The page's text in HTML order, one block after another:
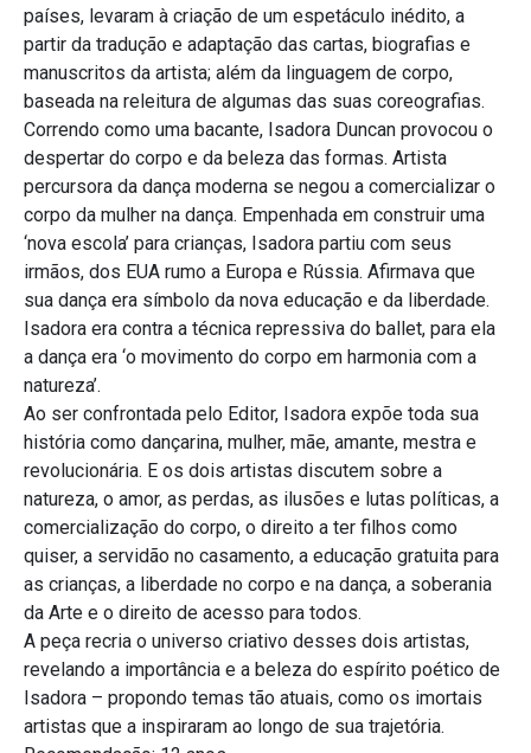
países, levaram à criação de um espetáculo inédito, a
partir da tradução e adaptação das cartas, biografias e
manuscritos da artista; além da linguagem de corpo,
baseada na releitura de algumas das suas coreografias.
Correndo como uma bacante, Isadora Duncan provocou o
despertar do corpo e da beleza das formas. Artista
percursora da dança moderna se negou a comercializar o
corpo da mulher na dança. Empenhada em construir uma
‘nova escola’ para crianças, Isadora partiu com seus
irmãos, dos EUA rumo a Europa e Rússia. Afirmava que
sua dança era símbolo da nova educação e da liberdade.
Isadora era contra a técnica repressiva do ballet, para ela
a dança era ‘o movimento do corpo em harmonia com a
natureza’.
Ao ser confrontada pelo Editor, Isadora expõe toda sua
história como dançarina, mulher, mãe, amante, mestra e
revolucionária. E os dois artistas discutem sobre a
natureza, o amor, as perdas, as ilusões e lutas políticas, a
comercialização do corpo, o direito a ter filhos como
quiser, a servidão no casamento, a educação gratuita para
as crianças, a liberdade no corpo e na dança, a soberania
da Arte e o direito de acesso para todos.
A peça recria o universo criativo desses dois artistas,
revelando a importância e a beleza do espírito poético de
Isadora – propondo temas tão atuais, como os imortais
artistas que a inspiraram ao longo de sua trajetória.